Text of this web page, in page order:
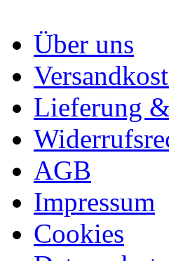
Über uns
Lieferung
AGB
Impressum
Cookies